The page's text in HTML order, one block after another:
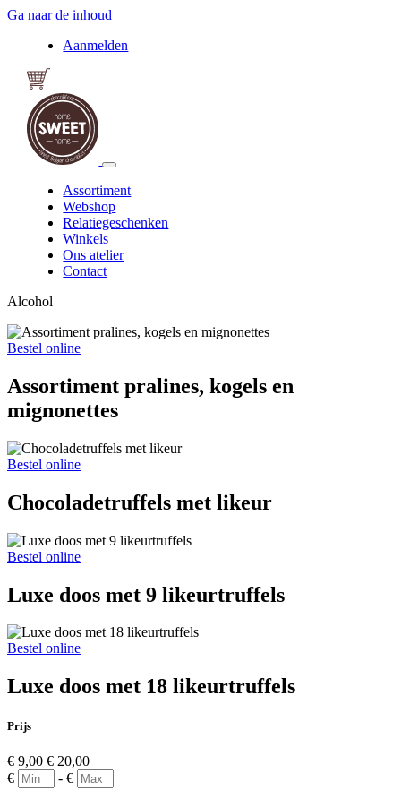
Ga naar de inhoud
Aanmelden
Assortiment
Webshop
Relatiegeschenken
Winkels
Ons atelier
Contact
Alcohol
Bestel online
Assortiment pralines, kogels en
mignonettes
Bestel online
Chocoladetruffels met likeur
Bestel online
Luxe doos met 9 likeurtruffels
Bestel online
Luxe doos met 18 likeurtruffels
Prijs
€ 9,00 € 20,00
€
- €